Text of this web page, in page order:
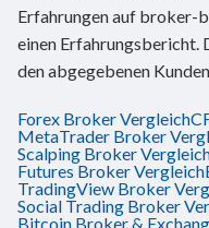
Erfahrungen auf broker-
einen Erfahrungsbericht.
den abgegebenen
Forex Broker Vergleich
MetaTrader Broker
Scalping Broker
Futures Broker Vergleich
TradingView Broker
Social Trading Broker
Bitcoin Broker &